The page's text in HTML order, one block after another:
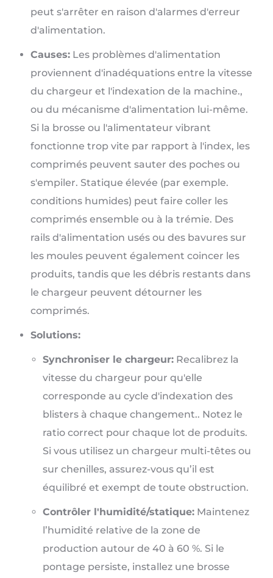
peut s'arrêter en raison d'alarmes d'erreur
d'alimentation.
Causes: Les problèmes d'alimentation
proviennent d'inadéquations entre la vitesse
du chargeur et l'indexation de la machine.,
ou du mécanisme d'alimentation lui-même.
Si la brosse ou l'alimentateur vibrant
fonctionne trop vite par rapport à l'index, les
comprimés peuvent sauter des poches ou
s'empiler. Statique élevée (par exemple.
conditions humides) peut faire coller les
comprimés ensemble ou à la trémie. Des
rails d'alimentation usés ou des bavures sur
les moules peuvent également coincer les
produits, tandis que les débris restants dans
le chargeur peuvent détourner les
comprimés.
Solutions:
Synchroniser le chargeur: Recalibrez la
vitesse du chargeur pour qu'elle
corresponde au cycle d'indexation des
blisters à chaque changement.. Notez le
ratio correct pour chaque lot de produits.
Si vous utilisez un chargeur multi-têtes ou
sur chenilles, assurez-vous qu’il est
équilibré et exempt de toute obstruction.
Contrôler l'humidité/statique: Maintenez
l’humidité relative de la zone de
production autour de 40 à 60 %. Si le
pontage persiste, installez une brosse